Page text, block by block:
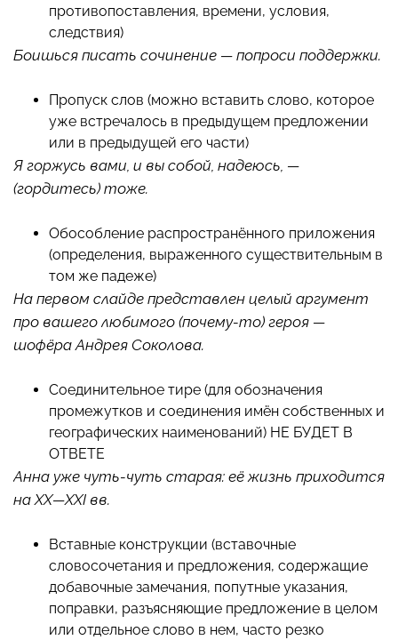
противопоставления, времени, условия,
следствия)
Боишься писать сочинение — попроси поддержки.
Пропуск слов (можно вставить слово, которое
уже встречалось в предыдущем предложении
или в предыдущей его части)
Я горжусь вами, и вы собой, надеюсь, —
(гордитесь) тоже.
Обособление распространённого приложения
(определения, выраженного существительным в
том же падеже)
На первом слайде представлен целый аргумент
про вашего любимого (почему-то) героя —
шофёра Андрея Соколова.
Соединительное тире (для обозначения
промежутков и соединения имён собственных и
географических наименований) НЕ БУДЕТ В
ОТВЕТЕ
Анна уже чуть-чуть старая: её жизнь приходится
на XX—XXI вв.
Вставные конструкции (вставочные
словосочетания и предложения, содержащие
добавочные замечания, попутные указания,
поправки, разъясняющие предложение в целом
или отдельное слово в нем, часто резко